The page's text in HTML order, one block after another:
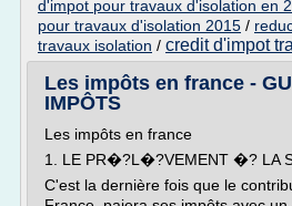
d'impot pour travaux d'isolation en
pour travaux d'isolation 2015 /
travaux isolation / credit d'impot
Les impôts en france -
IMPÔTS
Les impôts en france
1. LE PR�?L�?VEMENT �? LA
C'est la dernière fois que le